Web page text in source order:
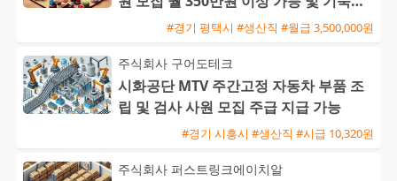
#경기 평택시 #생산직 #월급 3,500,000원
주식회사 구어도테크
시화공단 MTV 주간고정 자동차 부품 조
립 및 검사 사원 모집 주급 지급 가능
#경기 시흥시 #생산직 #시급 10,320원
주식회사 퍼스트링크에이치알